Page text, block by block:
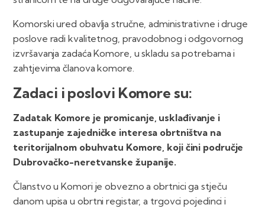
Komorski ured obavlja stručne, administrativne i druge
poslove radi kvalitetnog, pravodobnog i odgovornog
izvršavanja zadaća Komore, u skladu sa potrebama i
zahtjevima članova komore.
Zadaci i poslovi Komore su:
Zadatak Komore je promicanje, usklađivanje i
zastupanje zajedničke interesa obrtništva na
teritorijalnom obuhvatu Komore, koji čini područje
Dubrovačko-neretvanske županije.
Članstvo u Komori je obvezno a obrtnici ga stječu
danom upisa u obrtni registar, a trgovci pojedinci i